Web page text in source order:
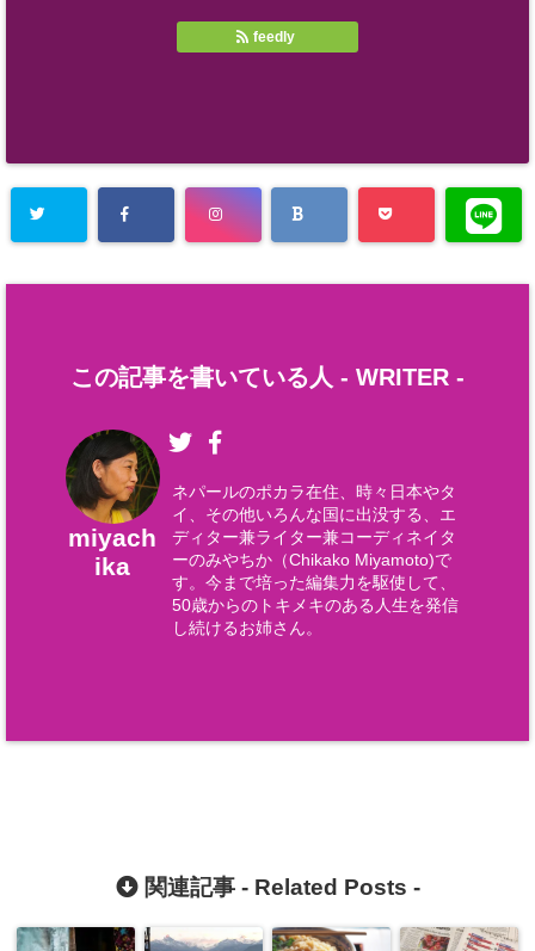
feedly
この記事を書いている人 - WRITER -
miyach
ika
ネパールのポカラ在住、時々日本やタ
イ、その他いろんな国に出没する、エ
ディター兼ライター兼コーディネイタ
ーのみやちか（Chikako Miyamoto)で
す。今まで培った編集力を駆使して、
50歳からのトキメキのある人生を発信
し続けるお姉さん。
関連記事 - Related Posts -